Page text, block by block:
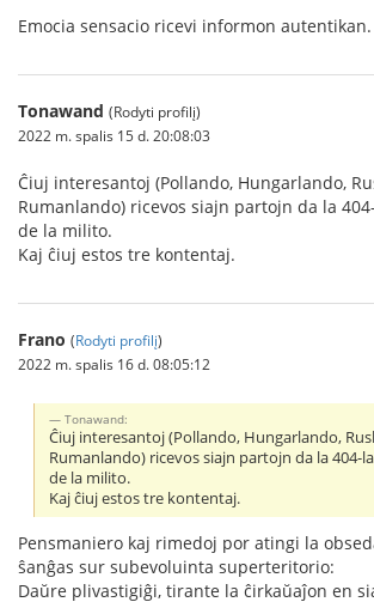
Emocia sensacio ricevi informon autentikan.
Tonawand (Rodyti profilį)
2022 m. spalis 15 d. 20:08:03
Ĉiuj interesantoj (Pollando, Hungarlando,
Rumanlando) ricevos siajn partojn da la
de la milito.
Kaj ĉiuj estos tre kontentaj.
Frano (Rodyti profilį)
2022 m. spalis 16 d. 08:05:12
Tonawand:
Ĉiuj interesantoj (Pollando, Hungarlando,
Rumanlando) ricevos siajn partojn da la 404-
de la milito.
Kaj ĉiuj estos tre kontentaj.
Pensmaniero kaj rimedoj por atingi la
ŝanĝas sur subevoluinta superteritorio:
Daŭre plivastigiĝi, tirante la ĉirkaŭaĵon en